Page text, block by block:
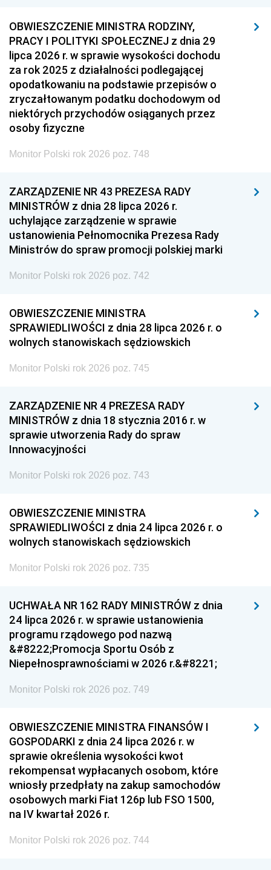
OBWIESZCZENIE MINISTRA RODZINY,
PRACY I POLITYKI SPOŁECZNEJ z dnia 29
lipca 2026 r. w sprawie wysokości dochodu
za rok 2025 z działalności podlegającej
opodatkowaniu na podstawie przepisów o
zryczałtowanym podatku dochodowym od
niektórych przychodów osiąganych przez
osoby fizyczne
Monitor Polski rok 2026 poz. 748
ZARZĄDZENIE NR 43 PREZESA RADY
MINISTRÓW z dnia 28 lipca 2026 r.
uchylające zarządzenie w sprawie
ustanowienia Pełnomocnika Prezesa Rady
Ministrów do spraw promocji polskiej marki
Monitor Polski rok 2026 poz. 742
OBWIESZCZENIE MINISTRA
SPRAWIEDLIWOŚCI z dnia 28 lipca 2026 r. o
wolnych stanowiskach sędziowskich
Monitor Polski rok 2026 poz. 745
ZARZĄDZENIE NR 4 PREZESA RADY
MINISTRÓW z dnia 18 stycznia 2016 r. w
sprawie utworzenia Rady do spraw
Innowacyjności
Monitor Polski rok 2026 poz. 743
OBWIESZCZENIE MINISTRA
SPRAWIEDLIWOŚCI z dnia 24 lipca 2026 r. o
wolnych stanowiskach sędziowskich
Monitor Polski rok 2026 poz. 735
UCHWAŁA NR 162 RADY MINISTRÓW z dnia
24 lipca 2026 r. w sprawie ustanowienia
programu rządowego pod nazwą
&#8222;Promocja Sportu Osób z
Niepełnosprawnościami w 2026 r.&#8221;
Monitor Polski rok 2026 poz. 749
OBWIESZCZENIE MINISTRA FINANSÓW I
GOSPODARKI z dnia 24 lipca 2026 r. w
sprawie określenia wysokości kwot
rekompensat wypłacanych osobom, które
wniosły przedpłaty na zakup samochodów
osobowych marki Fiat 126p lub FSO 1500,
na IV kwartał 2026 r.
Monitor Polski rok 2026 poz. 744